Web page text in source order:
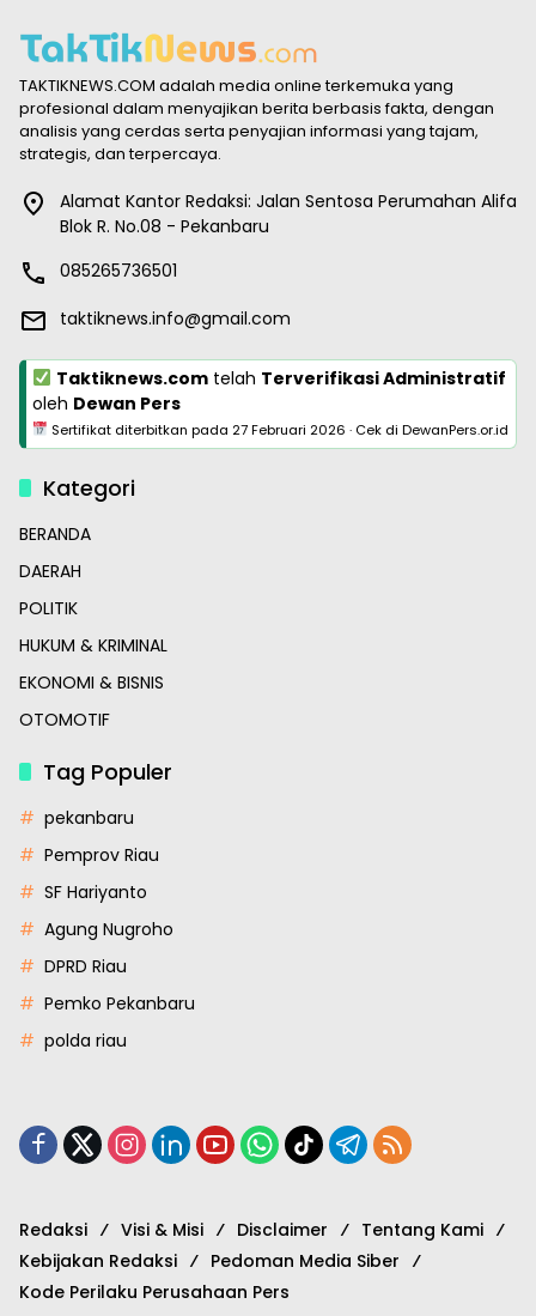
TAKTIKNEWS.COM adalah media online terkemuka yang
profesional dalam menyajikan berita berbasis fakta, dengan
analisis yang cerdas serta penyajian informasi yang tajam,
strategis, dan terpercaya.
Alamat Kantor Redaksi: Jalan Sentosa Perumahan Alifa
Blok R. No.08 - Pekanbaru
085265736501
taktiknews.info@gmail.com
Taktiknews.comtelah Terverifikasi Administratif
oleh Dewan Pers
Sertifikat diterbitkan pada 27 Februari 2026 · Cek di DewanPers.or.id
Kategori
BERANDA
DAERAH
POLITIK
HUKUM & KRIMINAL
EKONOMI & BISNIS
OTOMOTIF
Tag Populer
pekanbaru
Pemprov Riau
SF Hariyanto
Agung Nugroho
DPRD Riau
Pemko Pekanbaru
polda riau
Redaksi Visi & Misi Disclaimer
Tentang Kami
Kebijakan Redaksi
Pedoman Media Siber
Kode Perilaku Perusahaan Pers